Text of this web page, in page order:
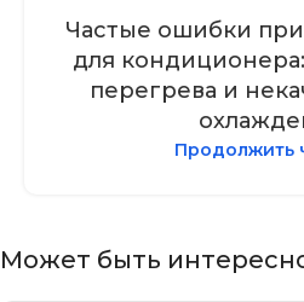
Частые ошибки
для
перегрева и
Продолжить
Может быть